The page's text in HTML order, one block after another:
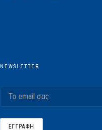
NEWSLETTER